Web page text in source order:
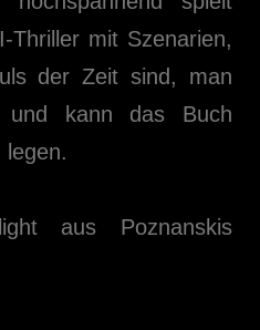
Thriller mit Szenarien,
der Zeit sind, man
und kann das Buch
legen.
aus Poznanskis